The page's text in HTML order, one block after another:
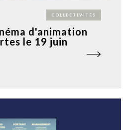
COLLECTIVITÉS
d'animation
le 19 juin